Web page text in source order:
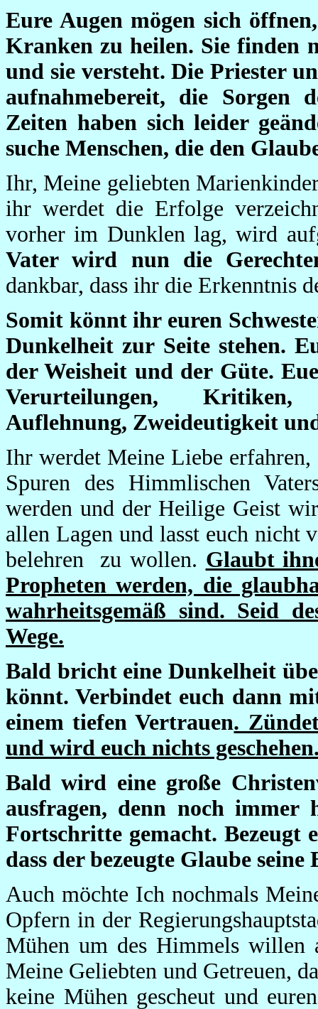
Eure Augen mögen sich
Kranken zu heilen. Sie finden
und sie versteht. Die Priester
aufnahmebereit, die Sorgen
Zeiten haben sich leider
suche Menschen, die den
Ihr, Meine geliebten
ihr werdet die Erfolge
vorher im Dunklen lag, wird
Vater wird nun die
dankbar, dass ihr die Erkenntnis
Somit könnt ihr euren
Dunkelheit zur Seite stehen.
der Weisheit und der Güte.
Verurteilungen, Kritiken,
Auflehnung, Zweideutigkeit
Ihr werdet Meine Liebe
Spuren des Himmlischen
werden und der Heilige Geist
allen Lagen und lasst euch nicht
belehren zu wollen. Glaubt
Propheten werden, die
wahrheitsgemäß sind. Seid
Wege.
Bald bricht eine Dunkelheit
könnt. Verbindet euch dann
einem tiefen Vertrauen.
und wird euch nichts
Bald wird eine große
ausfragen, denn noch
Fortschritte gemacht. Bezeugt
dass der bezeugte Glaube seine
Auch möchte Ich nochmals
Opfern in der
Mühen um des Himmels willen
Meine Geliebten und Getreuen,
keine Mühen gescheut und